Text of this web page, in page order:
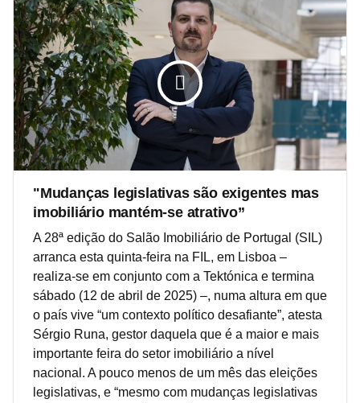
"Mudanças legislativas são exigentes mas
imobiliário mantém-se atrativo”
A 28ª edição do Salão Imobiliário de Portugal (SIL)
arranca esta quinta-feira na FIL, em Lisboa –
realiza-se em conjunto com a Tektónica e termina
sábado (12 de abril de 2025) –, numa altura em que
o país vive “um contexto político desafiante”, atesta
Sérgio Runa, gestor daquela que é a maior e mais
importante feira do setor imobiliário a nível
nacional. A pouco menos de um mês das eleições
legislativas, e “mesmo com mudanças legislativas